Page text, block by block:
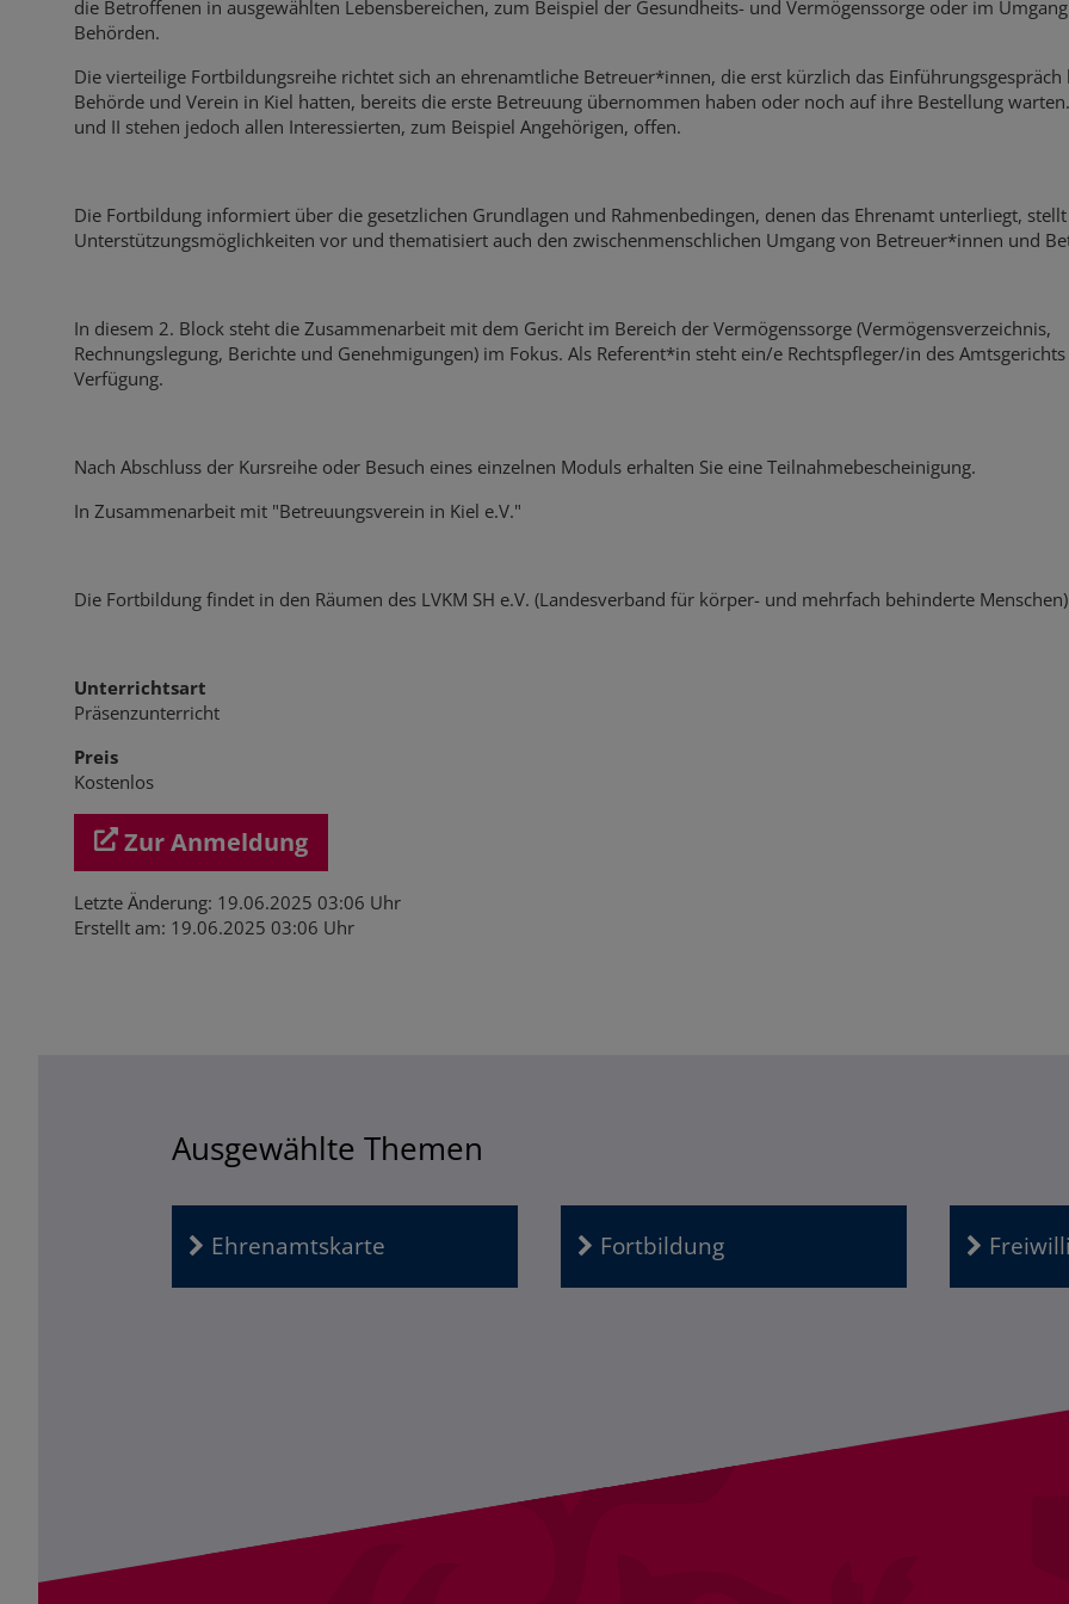
die Betroffenen in ausgewählten Lebensbereichen, zum Beispiel der Gesundheits- und Vermögenssorge oder im
Behörden.
Die vierteilige Fortbildungsreihe richtet sich an ehrenamtliche Betreuer*innen, die erst kürzlich das Einführungsgespräch
Behörde und Verein in Kiel hatten, bereits die erste Betreuung übernommen haben oder noch auf ihre Bestellung
und II stehen jedoch allen Interessierten, zum Beispiel Angehörigen, offen.
Die Fortbildung informiert über die gesetzlichen Grundlagen und Rahmenbedingen, denen das Ehrenamt unterliegt, stellt
Unterstützungsmöglichkeiten vor und thematisiert auch den zwischenmenschlichen Umgang von Betreuer*innen und
In diesem 2. Block steht die Zusammenarbeit mit dem Gericht im Bereich der Vermögenssorge (Vermögensverzeichnis,
Rechnungslegung, Berichte und Genehmigungen) im Fokus. Als Referent*in steht ein/e Rechtspfleger/in des
Verfügung.
Nach Abschluss der Kursreihe oder Besuch eines einzelnen Moduls erhalten Sie eine Teilnahmebescheinigung.
In Zusammenarbeit mit "Betreuungsverein in Kiel e.V."
Die Fortbildung findet in den Räumen des LVKM SH e.V. (Landesverband für körper- und mehrfach behinderte
Unterrichtsart
Präsenzunterricht
Preis
Kostenlos
Zur Anmeldung
Letzte Änderung: 19.06.2025 03:06 Uhr
Erstellt am: 19.06.2025 03:06 Uhr
Ausgewählte Themen
Ehrenamtskarte Fortbildung